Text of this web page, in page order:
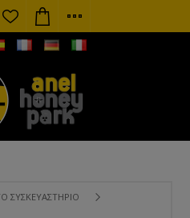
ΣΥΣΚΕΥΑΣΤΉΡΙΟ